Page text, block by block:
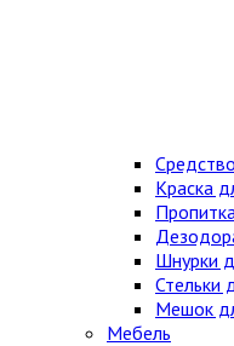
Краска
Шнурки
Стельки
Мешок
Мебель